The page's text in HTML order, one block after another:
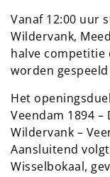
Vanaf 12:00 uur
Wildervank,
halve competitie
worden
Het
Veendam 1894 –
Wildervank –
Aansluitend
Wisselbokaal,